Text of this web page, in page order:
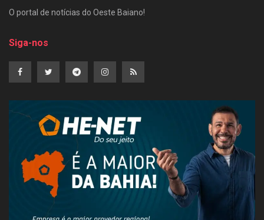
O portal de notícias do Oeste Baiano!
Siga-nos